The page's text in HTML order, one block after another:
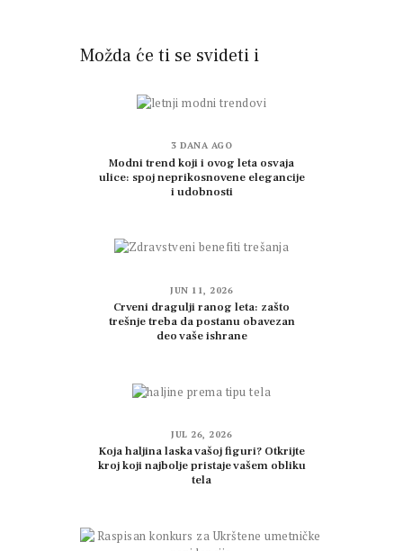
Možda će ti se svideti i
3 DANA AGO
Modni trend koji i ovog leta osvaja
ulice: spoj neprikosnovene elegancije
i udobnosti
JUN 11, 2026
Crveni dragulji ranog leta: zašto
trešnje treba da postanu obavezan
deo vaše ishrane
JUL 26, 2026
Koja haljina laska vašoj figuri? Otkrijte
kroj koji najbolje pristaje vašem obliku
tela